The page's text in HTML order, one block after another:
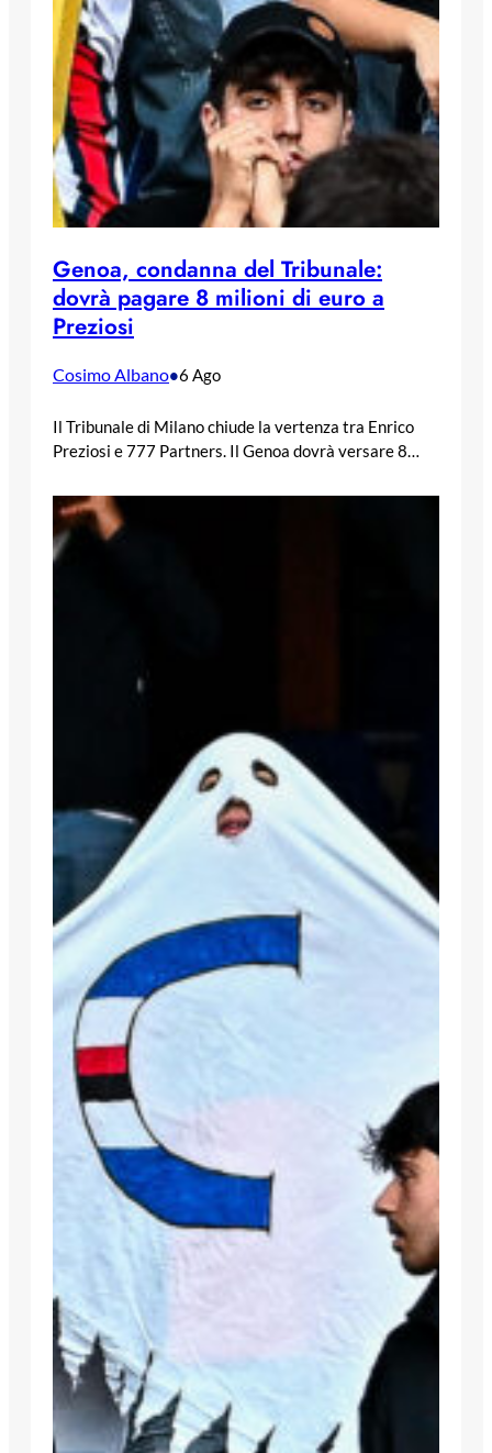
Genoa, condanna del Tribunale:
dovrà pagare 8 milioni di euro a
Preziosi
Cosimo Albano•6 Ago
Il Tribunale di Milano chiude la vertenza tra Enrico
Preziosi e 777 Partners. Il Genoa dovrà versare 8…